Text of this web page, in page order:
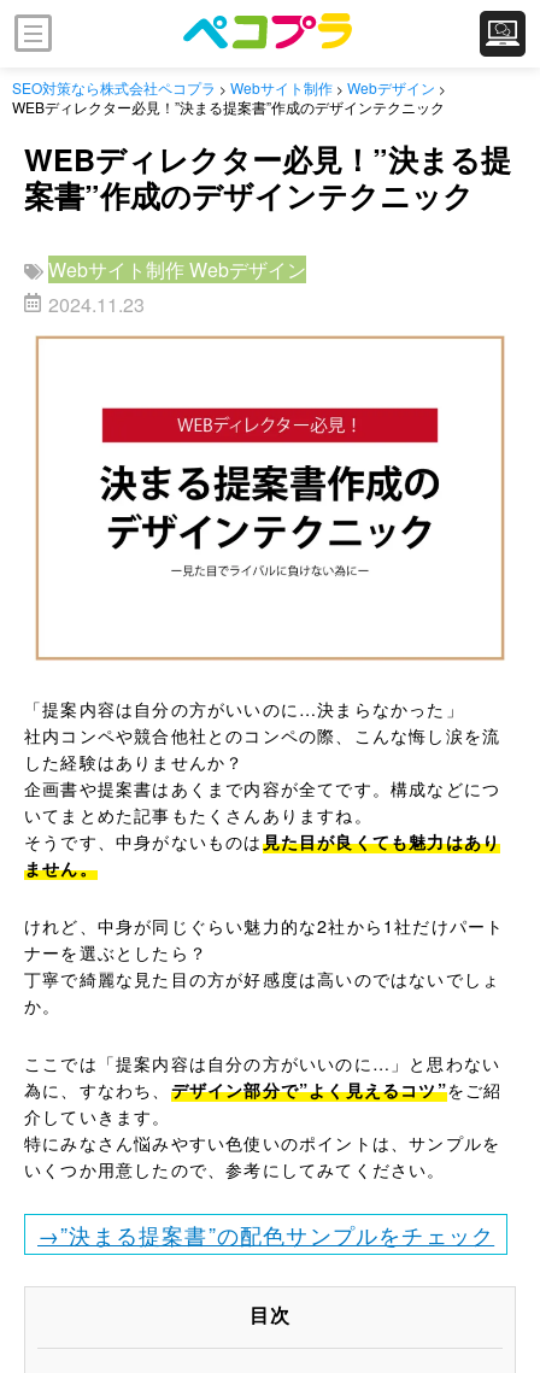
SEO対策なら株式会社ペコプラ > Webサイト制作 > Webデザイン >
WEBディレクター必見！”決まる提案書”作成のデザインテクニック
WEBディレクター必見！”決まる提
案書”作成のデザインテクニック
Webサイト制作Webデザイン
2024.11.23
「提案内容は自分の方がいいのに…決まらなかった」
社内コンペや競合他社とのコンペの際、こんな悔し涙を流
した経験はありませんか？
企画書や提案書はあくまで内容が全てです。構成などにつ
いてまとめた記事もたくさんありますね。
そうです、中身がないものは見た目が良くても魅力はあり
ません。
けれど、中身が同じぐらい魅力的な2社から1社だけパート
ナーを選ぶとしたら？
丁寧で綺麗な見た目の方が好感度は高いのではないでしょ
か。
ここでは「提案内容は自分の方がいいのに…」と思わない
為に、すなわち、 デザイン部分で”よく見えるコツ”をご紹
介していきます。
特にみなさん悩みやすい色使いのポイントは、サンプルを
いくつか用意したので、参考にしてみてください。
→”決まる提案書”の配色サンプルをチェック
目次